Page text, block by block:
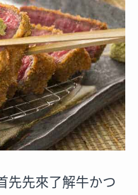
先先來了解牛かつ